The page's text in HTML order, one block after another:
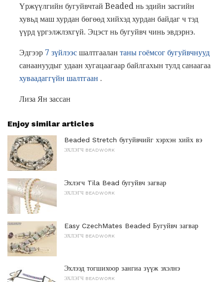
Үржүүлгийн бугуйвчтай Beaded нь эдийн засгийн
хувьд маш хурдан бөгөөд хийхэд хурдан байдаг ч тэд
үүрд үргэлжлэхгүй. Эцэст нь бугуйвч чинь эвдэрнэ.
Эдгээр 7 зүйлээс шалтгаалан таны гоёмсог бугуйвчнууд
санаануудыг удаан хугацаагаар байлгахын тулд санаагаа
хуваадаггүйн шалтгаан .
Лиза Ян зассан
Enjoy similar articles
Beaded Stretch бугуйвчийг хэрхэн хийх вэ
ЭХЛЭГЧ BEADWORK
Эхлэгч Tila Bead бугуйвч загвар
ЭХЛЭГЧ BEADWORK
Easy CzechMates Beaded Бугуйвч загвар
ЭХЛЭГЧ BEADWORK
Эхлээд тогшихоор зангиа зүүж эхэлнэ
ЭХЛЭГЧ BEADWORK